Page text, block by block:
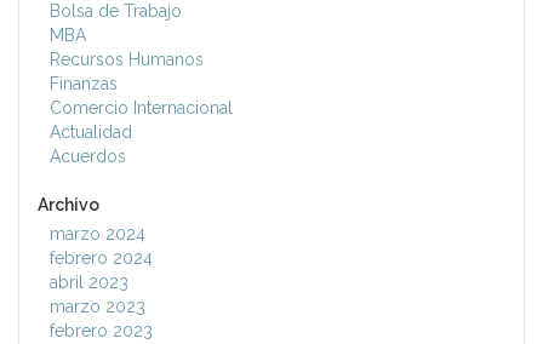
Bolsa de Trabajo
MBA
Recursos Humanos
Finanzas
Comercio Internacional
Actualidad
Acuerdos
Archivo
marzo 2024
febrero 2024
abril 2023
marzo 2023
febrero 2023